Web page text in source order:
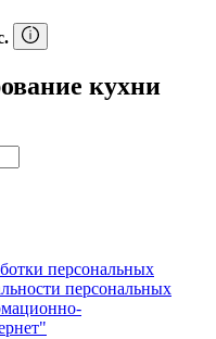
кухни
персональных
персональных